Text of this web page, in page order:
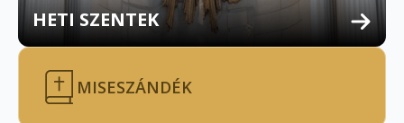
HETI SZENTEK
MISESZÁNDÉK